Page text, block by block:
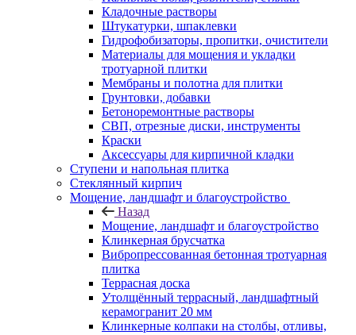
Кладочные растворы
Штукатурки, шпаклевки
Гидрофобизаторы, пропитки, очистители
Материалы для мощения и укладки
тротуарной плитки
Мембраны и полотна для плитки
Грунтовки, добавки
Бетоноремонтные растворы
СВП, отрезные диски, инструменты
Краски
Аксессуары для кирпичной кладки
Ступени и напольная плитка
Cтеклянный кирпич
Мощение, ландшафт и благоустройство
Назад
Мощение, ландшафт и благоустройство
Клинкерная брусчатка
Вибропрессованная бетонная тротуарная
плитка
Террасная доска
Утолщённый террасный, ландшафтный
керамогранит 20 мм
Клинкерные колпаки на столбы, отливы,